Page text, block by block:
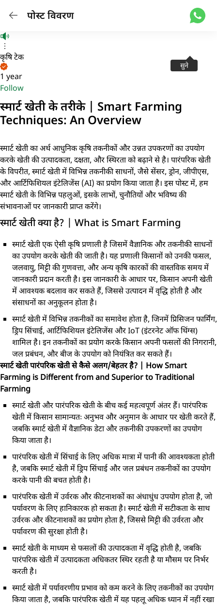
पोस्ट विवरण
सुने
कृषि टेक
1 year
Follow
स्मार्ट खेती के तरीके | Smart Farming
Techniques: An Overview
स्मार्ट खेती का अर्थ आधुनिक कृषि तकनीकों और उन्नत उपकरणों का उपयोग
करके खेती की उत्पादकता, दक्षता, और स्थिरता को बढ़ाने से है। पारंपरिक खेती
के विपरीत, स्मार्ट खेती में विभिन्न तकनीकी साधनों, जैसे सेंसर, ड्रोन, जीपीएस,
और आर्टिफिशियल इंटेलिजेंस (AI) का प्रयोग किया जाता है। इस पोस्ट में, हम
स्मार्ट खेती के विभिन्न पहलुओं, इसके लाभों, चुनौतियों और भविष्य की
संभावनाओं पर जानकारी प्राप्त करेंगे।
स्मार्ट खेती क्या है? | What is Smart Farming
स्मार्ट खेती एक ऐसी कृषि प्रणाली है जिसमें वैज्ञानिक और तकनीकी साधनों
का उपयोग करके खेती की जाती है। यह प्रणाली किसानों को उनकी फसल,
जलवायु, मिट्टी की गुणवत्ता, और अन्य कृषि कारकों की वास्तविक समय में
जानकारी प्रदान करती है। इस जानकारी के आधार पर, किसान अपनी खेती
में आवश्यक बदलाव कर सकते हैं, जिससे उत्पादन में वृद्धि होती है और
संसाधनों का अनुकूलन होता है।
स्मार्ट खेती में विभिन्न तकनीकों का समावेश होता है, जिनमें प्रिसिजन फार्मिंग,
ड्रिप सिंचाई, आर्टिफिशियल इंटेलिजेंस और IoT (इंटरनेट ऑफ थिंग्स)
शामिल है। इन तकनीकों का प्रयोग करके किसान अपनी फसलों की निगरानी,
जल प्रबंधन, और बीज के उपयोग को नियंत्रित कर सकते हैं।
स्मार्ट खेती पारंपरिक खेती से कैसे अलग/बेहतर है? | How Smart
Farming is Different from and Superior to Traditional
Farming
स्मार्ट खेती और पारंपरिक खेती के बीच कई महत्वपूर्ण अंतर हैं। पारंपरिक
खेती में किसान सामान्यतः अनुभव और अनुमान के आधार पर खेती करते हैं,
जबकि स्मार्ट खेती में वैज्ञानिक डेटा और तकनीकी उपकरणों का उपयोग
किया जाता है।
पारंपरिक खेती में सिंचाई के लिए अधिक मात्रा में पानी की आवश्यकता होती
है, जबकि स्मार्ट खेती में ड्रिप सिंचाई और जल प्रबंधन तकनीकों का उपयोग
करके पानी की बचत होती है।
पारंपरिक खेती में उर्वरक और कीटनाशकों का अंधाधुंध उपयोग होता है, जो
पर्यावरण के लिए हानिकारक हो सकता है। स्मार्ट खेती में सटीकता के साथ
उर्वरक और कीटनाशकों का प्रयोग होता है, जिससे मिट्टी की उर्वरता और
पर्यावरण की सुरक्षा होती है।
स्मार्ट खेती के माध्यम से फसलों की उत्पादकता में वृद्धि होती है, जबकि
पारंपरिक खेती में उत्पादकता अधिकतर स्थिर रहती है या मौसम पर निर्भर
करती है।
स्मार्ट खेती में पर्यावरणीय प्रभाव को कम करने के लिए तकनीकों का उपयोग
किया जाता है, जबकि पारंपरिक खेती में यह पहलू अधिक ध्यान में नहीं रखा